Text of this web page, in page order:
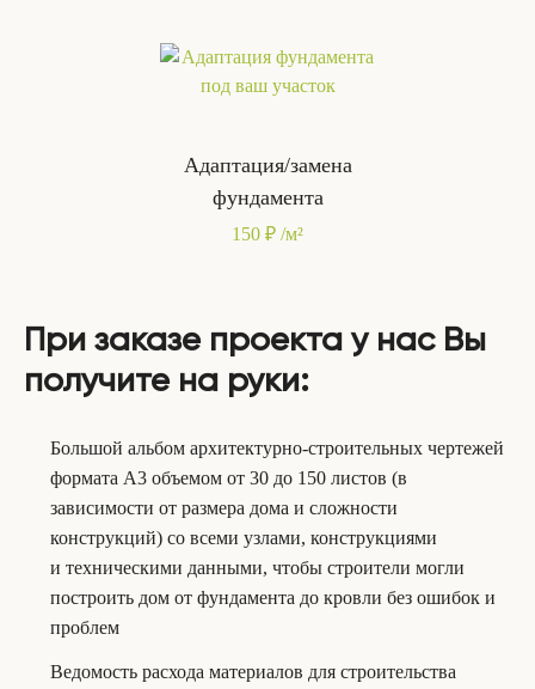
Адаптация/замена
фундамента
150 ₽ /м²
При заказе проекта у нас Вы
получите на руки:
Большой альбом архитектурно-строительных чертежей
формата А3 объемом от 30 до 150 листов (в
зависимости от размера дома и сложности
конструкций) со всеми узлами, конструкциями
и техническими данными, чтобы строители могли
построить дом от фундамента до кровли без ошибок и
проблем
Ведомость расхода материалов для строительства